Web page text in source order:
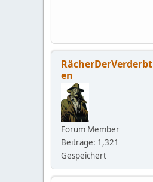
RächerDerVerderbt
en
Forum Member
Beiträge: 1,321
Gespeichert